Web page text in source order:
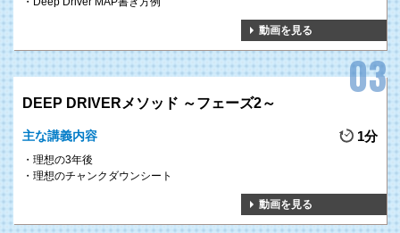
動画を見る
DEEP DRIVERメソッド ～フェーズ2～
主な講義内容 1分
理想の3年後
理想のチャンクダウンシート
動画を見る